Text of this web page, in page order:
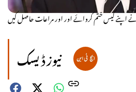
نے اپنے کیس ختم کروائے اور اور مراعات حاصل کیں
نیوز ڈیسک